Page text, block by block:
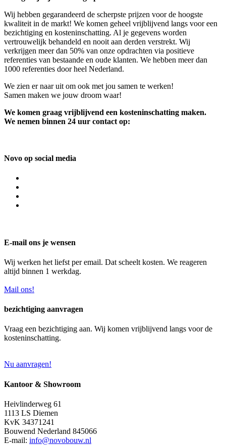
Wij hebben gegarandeerd de scherpste prijzen voor de hoogste
kwaliteit in de markt! We komen geheel vrijblijvend langs voor een
bezichtiging en kosteninschatting. Al je gegevens worden
vertrouwelijk behandeld en nooit aan derden verstrekt. Wij
verkrijgen meer dan 50% van onze opdrachten via positieve
referenties van bestaande en oude klanten. We hebben meer dan
1000 referenties door heel Nederland.
We zien er naar uit om ook met jou samen te werken!
Samen maken we jouw droom waar!
We komen graag vrijblijvend een kosteninschatting maken.
We nemen binnen 24 uur contact op:
Novo op social media
E-mail ons je wensen
Wij werken het liefst per email. Dat scheelt kosten. We reageren
altijd binnen 1 werkdag.
Mail ons!
bezichtiging aanvragen
Vraag een bezichtiging aan. Wij komen vrijblijvend langs voor de
kosteninschatting.
Nu aanvragen!
Kantoor & Showroom
Heivlinderweg 61
1113 LS Diemen
KvK 34371241
Bouwend Nederland 845066
E-mail: info@novobouw.nl